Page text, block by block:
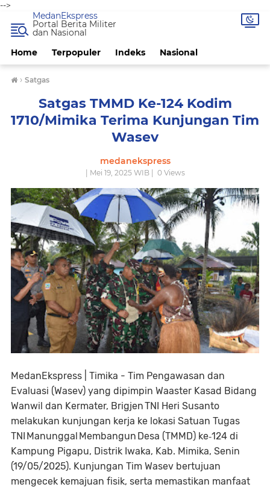
-->
Home Terpopuler Indeks Nasional
MedanEkspress
Portal Berita Militer
dan Nasional
› Satgas
Satgas TMMD Ke-124 Kodim
1710/Mimika Terima Kunjungan Tim
Wasev
medanekspress
| Mei 19, 2025 WIB | 0Views
MedanEkspress | Timika - Tim Pengawasan dan
Evaluasi (Wasev) yang dipimpin Waaster Kasad Bidang
Wanwil dan Kermater, Brigjen TNI Heri Susanto
melakukan kunjungan kerja ke lokasi Satuan Tugas
TNI Manunggal Membangun Desa (TMMD) ke‑124 di
Kampung Pigapu, Distrik Iwaka, Kab. Mimika, Senin
(19/05/2025). Kunjungan Tim Wasev bertujuan
mengecek kemajuan fisik, serta memastikan manfaat